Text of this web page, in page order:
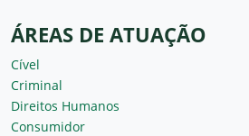
ÁREAS DE ATUAÇÃO
Cível
Criminal
Direitos Humanos
Consumidor